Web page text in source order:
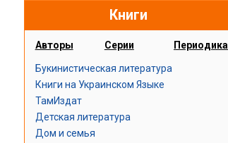
Книги
Авторы Серии Периодика
Букинистическая литература
Книги на Украинском Языке
ТамИздат
Детская литература
Дом и семья